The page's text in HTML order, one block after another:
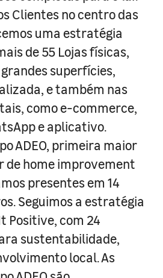
Clientes no centro das
uma estratégia
de 55 Lojas físicas,
superfícies,
e também nas
como e-commerce,
e aplicativo.
ADEO, primeira maior
de home improvement
presentes em 14
Seguimos a estratégia
Positive, com 24
sustentabilidade,
local. As